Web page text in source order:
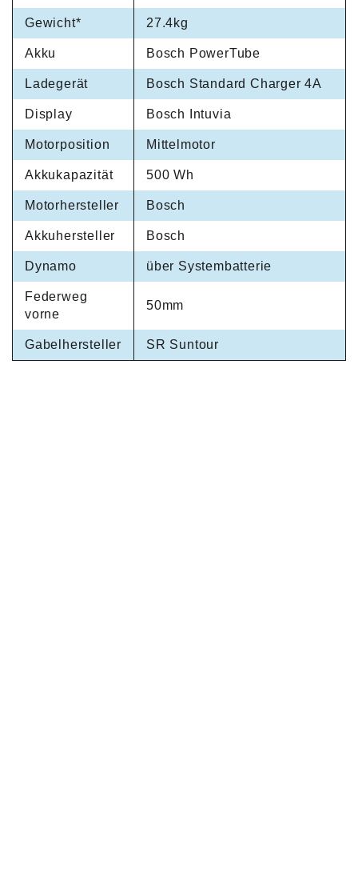
Gewicht* 27.4kg
Akku Bosch PowerTube
Ladegerät Bosch Standard Charger 4A
Display Bosch Intuvia
Motorposition Mittelmotor
Akkukapazität 500 Wh
Motorhersteller Bosch
Akkuhersteller Bosch
Dynamo über Systembatterie
Federweg
vorne
50mm
Gabelhersteller SR Suntour